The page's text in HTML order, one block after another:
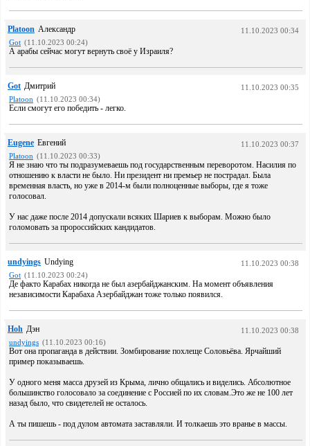
Platoon Александр
11.10.2023 00:34
Got (11.10.2023 00:24)
А арабы сейчас могут вернуть своё у Израиля?
Got Дмитрий
11.10.2023 00:35
Platoon (11.10.2023 00:34)
Если смогут его победить - легко.
Eugene Евгений
11.10.2023 00:37
Platoon (11.10.2023 00:33)
Я не знаю что ты подразумеваешь под государственным переворотом. Насилия по
отношению к власти не было. Ни президент ни премьер не пострадал. Была
временная власть, но уже в 2014-м были полноценные выборы, где я тоже
голосовал.
У нас даже после 2014 допускали всяких Шариев к выборам. Можно было
голомовать за пророссийских кандидатов.
undyings Undying
11.10.2023 00:38
Got (11.10.2023 00:24)
Де факто Карабах никогда не был азербайджанским. На момент объявления
независимости Карабаха Азербайджан тоже только появился.
Hoh Дэн
11.10.2023 00:38
undyings (11.10.2023 00:16)
Вот она пропаганда в действии. Зомбирование похлеще Соловьёва. Ярчайший
пример показываешь.
У одного меня масса друзей из Крыма, лично общались и виделись. Абсолютное
большинство голосовало за соединение с Россией по их словам.Это же не 100 лет
назад было, что свидетелей не осталось.
А ты пишешь - под дулом автомата заставляли. И толкаешь это вранье в массы.